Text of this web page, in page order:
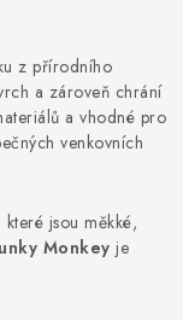
z přírodního
a zároveň chrání
a vhodné pro
venkovních
které jsou měkké,
Monkey je